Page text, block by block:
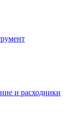
и расходники